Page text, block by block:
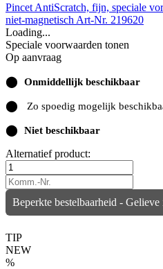
Pincet AntiScratch, fijn, speciale
niet-magnetisch Art-Nr. 219620
Loading...
Speciale voorwaarden tonen
Op aanvraag
⬤ Onmiddellijk beschikbaar
⬤ Zo spoedig mogelijk
⬤ Niet beschikbaar
Alternatief product:
Beperkte bestelbaarheid - Gelieve
TIP
NEW
%